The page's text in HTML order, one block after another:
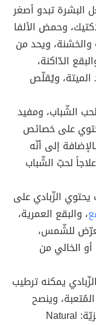
البشرة تبدو أصغر
وحمض الألفا
ويحد من
الدّاكنة،
الميتة، ويُقلّص
الشّباب، ومفيد
على خصائص
إلى أنّه
لحبّ الشّباب
الزّبادي على
، والبقع العمرية،
للشّمس،
الخالي من
يمكنه ترطيب
وينصح
باستخدام لبن الزّبادي العادي (بالإنجليزيّة: Natural